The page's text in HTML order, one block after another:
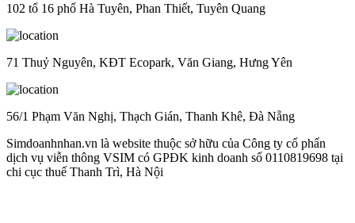
102 tổ 16 phố Hà Tuyên, Phan Thiết, Tuyên Quang
71 Thuỷ Nguyên, KĐT Ecopark, Văn Giang, Hưng Yên
56/1 Phạm Văn Nghị, Thạch Gián, Thanh Khê, Đà Nẵng
Simdoanhnhan.vn là website thuộc sở hữu của Công ty cổ phẩn
dịch vụ viễn thông VSIM có GPĐK kinh doanh số 0110819698 tại
chi cục thuế Thanh Trì, Hà Nội